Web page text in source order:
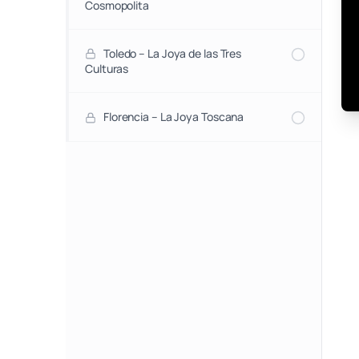
Cosmopolita
Toledo – La Joya de las Tres
Culturas
Florencia – La Joya Toscana